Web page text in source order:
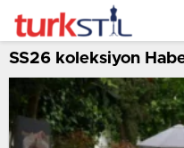
SS26 koleksiyon